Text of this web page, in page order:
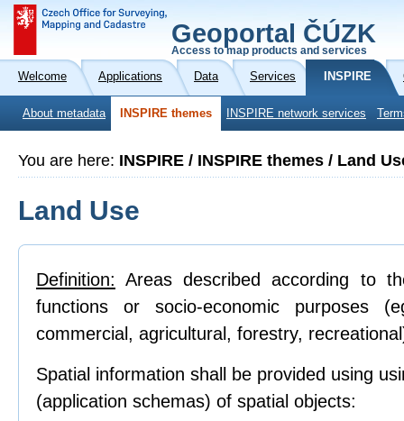
Geoportal ČÚZK
Access to map products and services
Welcome Applications Data Services INSPIRE
About metadata INSPIRE themes INSPIRE network services
You are here: INSPIRE / INSPIRE themes / Land
Land Use
Definition: Areas described according to
functions or socio-economic purposes
commercial, agricultural, forestry,
Spatial information shall be provided using
(application schemas) of spatial objects: